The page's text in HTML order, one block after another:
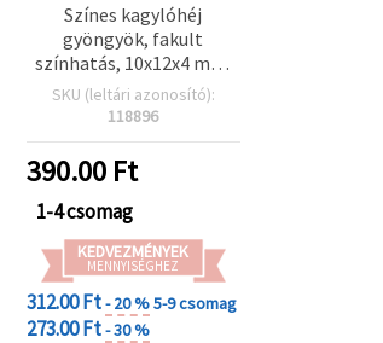
Színes kagylóhéj
gyöngyök, fakult
színhatás, 10x12x4 mm,
lyuk 1 mm – 50 g (~110
db), vegyes tartalom
SKU (leltári azonosító):
118896
390.00Ft
1-4 csomag
KEDVEZMÉNYEK
MENNYISÉGHEZ
312.00 Ft- 20 %5-9 csomag
273.00 Ft- 30 %